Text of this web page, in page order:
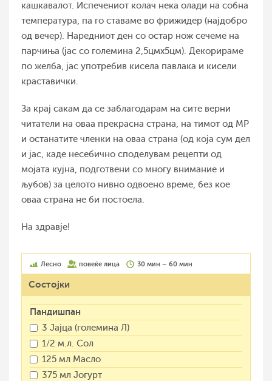
кашкавалот. Испечениот колач нека олади на собна
температура, па го ставаме во фрижидер (најдобро
од вечер). Наредниот ден со остар нож сечеме на
парчиња (јас со големина 2,5цмх5цм). Декорираме
по желба, јас употребив кисела павлака и кисели
краставички.
За крај сакам да се заблагодарам на сите верни
читатели на оваа прекрасна страна, на тимот од МР
и останатите членки на оваа страна (од која сум дел
и јас, каде несебично споделувам рецепти од
мојата кујна, подготвени со многу внимание и
љубов) за целото нивно одвоено време, без кое
оваа страна не би постоела.
На здравје!
Лесно повеќе лица 30 мин – 60 мин
Состојки
Пандишпан
3 Јајца (големина Л)
1/2 м.л. Сол
125 мл Масло
375 мл Јогурт